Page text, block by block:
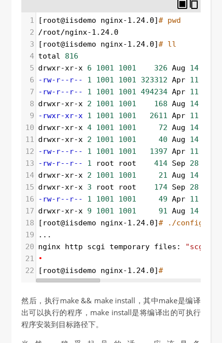
1 [root@iisdemo nginx-1.24.0]# pwd
2 /root/nginx-1.24.0
3
[root@iisdemo nginx-1.24.0]# ll
4 total 816
5 drwxr-xr-x 6 1001 1001 326 Aug 14
6
-rw-r--r-- 1 1001 1001 323312 Apr 11
7
-rw-r--r-- 1 1001 1001 494234 Apr 11
8 drwxr-xr-x 2 1001 1001 168 Aug 14
9
-rwxr-xr-x 1 1001 1001 2611 Apr 11
10 drwxr-xr-x 4 1001 1001 72 Aug 14
11 drwxr-xr-x 2 1001 1001 40 Aug 14
12
-rw-r--r-- 1 1001 1001 1397 Apr 11
13
-rw-r--r-- 1 root root 414 Sep 28
14 drwxr-xr-x 2 1001 1001 21 Aug 14
15 drwxr-xr-x 3 root root 174 Sep 28
16
-rw-r--r-- 1 1001 1001 49 Apr 11
17 drwxr-xr-x 9 1001 1001 91 Aug 14
18
[root@iisdemo nginx-1.24.0]# ./configure
19
...
20 nginx http scgi temporary files:
21
•
22
[root@iisdemo nginx-1.24.0]#
然后，执行make && make install，其中make是编译
出可以执行的程序，make install是将编译出的可执行
程序安装到目标路径下。